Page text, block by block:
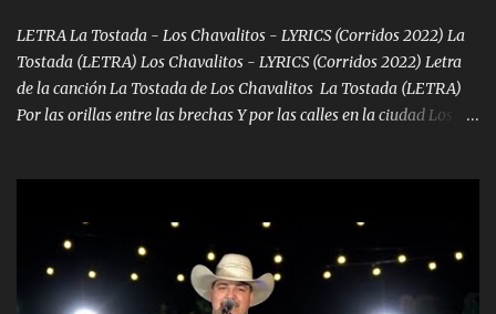
MOTA SOLO LA FUMAMOS DONDE SE ME ANTOJA UN GALLO
FORJAMOS ESTOY BIEN CONECTADO Y GENTE TRAIGO AL
MANDO YA DIJE MI NOMBRE Y NI CUENTA SE HAN DADO♦️🔷
CON CUIDADO Y PRECAVIDO ME LA PASÓ CON LOS GRING0S
HAY QUE SER DISIMULADO 🔷♦️🔷 MÚSICA 🍀💶🍀💶💵💶🍀💶🍀💶
LETRA La Tostada - Los Chavalitos - LYRICS (Corridos 2022) La
Tostada (LETRA) Los Chavalitos - LYRICS (Corridos 2022) Letra
de la canción La Tostada de Los Chavalitos La Tostada (LETRA)
Por las orillas entre las brechas Y por las calles en la ciudad Los
para el antojó Los lanza papas caliente van Un tartamudo que
nunca me habla Pero que los hace recular Uno con banda y no es
con tuba Un mínimi para tronar Docientos tiros andan filosos Sus
vacaciones quieren agarrar Muy bien copiado mis chavalones